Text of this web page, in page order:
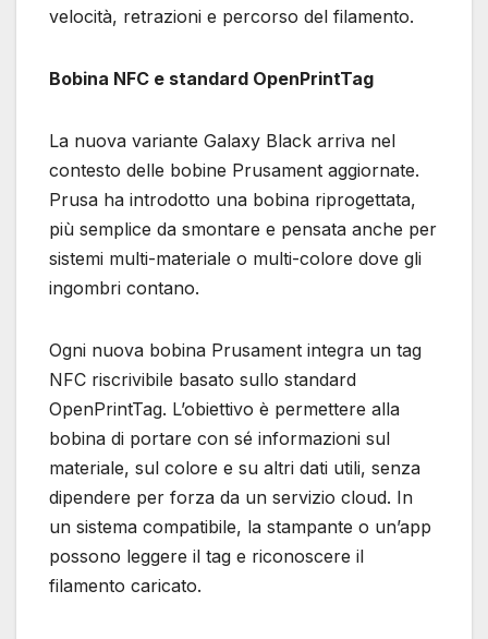
velocità, retrazioni e percorso del filamento.
Bobina NFC e standard OpenPrintTag
La nuova variante Galaxy Black arriva nel
contesto delle bobine Prusament aggiornate.
Prusa ha introdotto una bobina riprogettata,
più semplice da smontare e pensata anche per
sistemi multi-materiale o multi-colore dove gli
ingombri contano.
Ogni nuova bobina Prusament integra un tag
NFC riscrivibile basato sullo standard
OpenPrintTag. L’obiettivo è permettere alla
bobina di portare con sé informazioni sul
materiale, sul colore e su altri dati utili, senza
dipendere per forza da un servizio cloud. In
un sistema compatibile, la stampante o un’app
possono leggere il tag e riconoscere il
filamento caricato.